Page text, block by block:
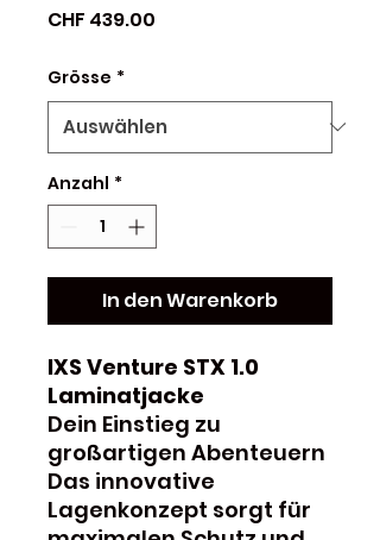
CHF 439.00
Grösse *
Anzahl *
In den Warenkorb
IXS Venture STX 1.0
Laminatjacke
Dein Einstieg zu
großartigen Abenteuern
Das innovative
Lagenkonzept sorgt für